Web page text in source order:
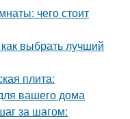
чего стоит
выбрать лучший
плита:
вашего дома
за шагом: